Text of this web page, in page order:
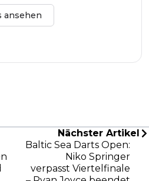
ansehen
Nächster Artikel
Baltic Sea Darts Open:
Niko Springer
verpasst Viertelfinale